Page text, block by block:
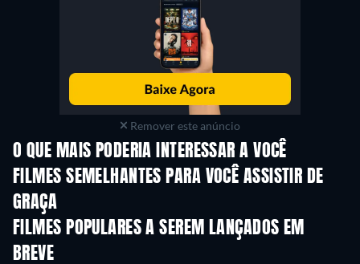
Remover este anúncio
O QUE MAIS PODERIA INTERESSAR A VOCÊ
FILMES SEMELHANTES PARA VOCÊ ASSISTIR DE
GRAÇA
FILMES POPULARES A SEREM LANÇADOS EM
BREVE